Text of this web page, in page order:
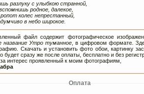
разлуку с улыбкою странной,
родное, далекое,
колес непрестанный,
в небо широкое.
файл содержит фотографическое
название Утро туманное, в цифровом формате.
Скачать и установить фото обои, картинку
будет сразу же после оплаты, бесплатно и без
интерес проявленный к моим фотографиям,
Оплата